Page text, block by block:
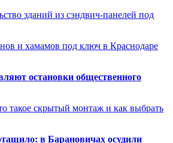
зданий из сэндвич-панелей под
и хамамов под ключ в Краснодаре
остановки общественного
такое скрытый монтаж и как выбрать
в Барановичах осудили